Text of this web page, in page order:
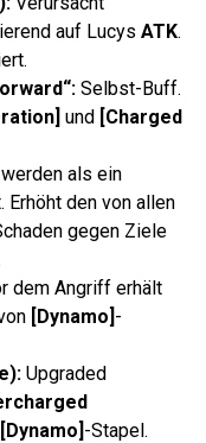
auf Lucys ATK.
Selbst-Buff.
und [Charged
als ein
den von allen
gegen Ziele
dem Angriff erhält
[Dynamo] -
Upgraded
[Dynamo] -Stapel.